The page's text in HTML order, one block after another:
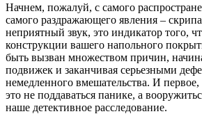
Начнем, пожалуй, с самого
самого раздражающего явления –
неприятный звук, это индикатор того,
конструкции вашего напольного
быть вызван множеством причин,
подвижек и заканчивая серьезными
немедленного вмешательства. И первое,
это не поддаваться панике, а
наше детективное расследование.